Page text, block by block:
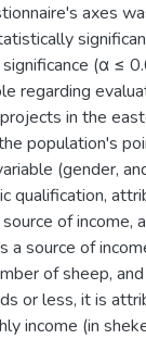
axes
(α ≤
regarding
in the
population's
(gender,
qualification,
of income,
a source of
of sheep,
or less, it is
income (in